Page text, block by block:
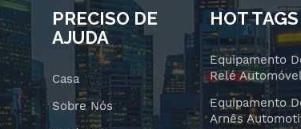
PRECISO DE
AJUDA
Casa
Sobre Nós
HOT TAGS
Equipamento
Relé
Equipamento
Arnês